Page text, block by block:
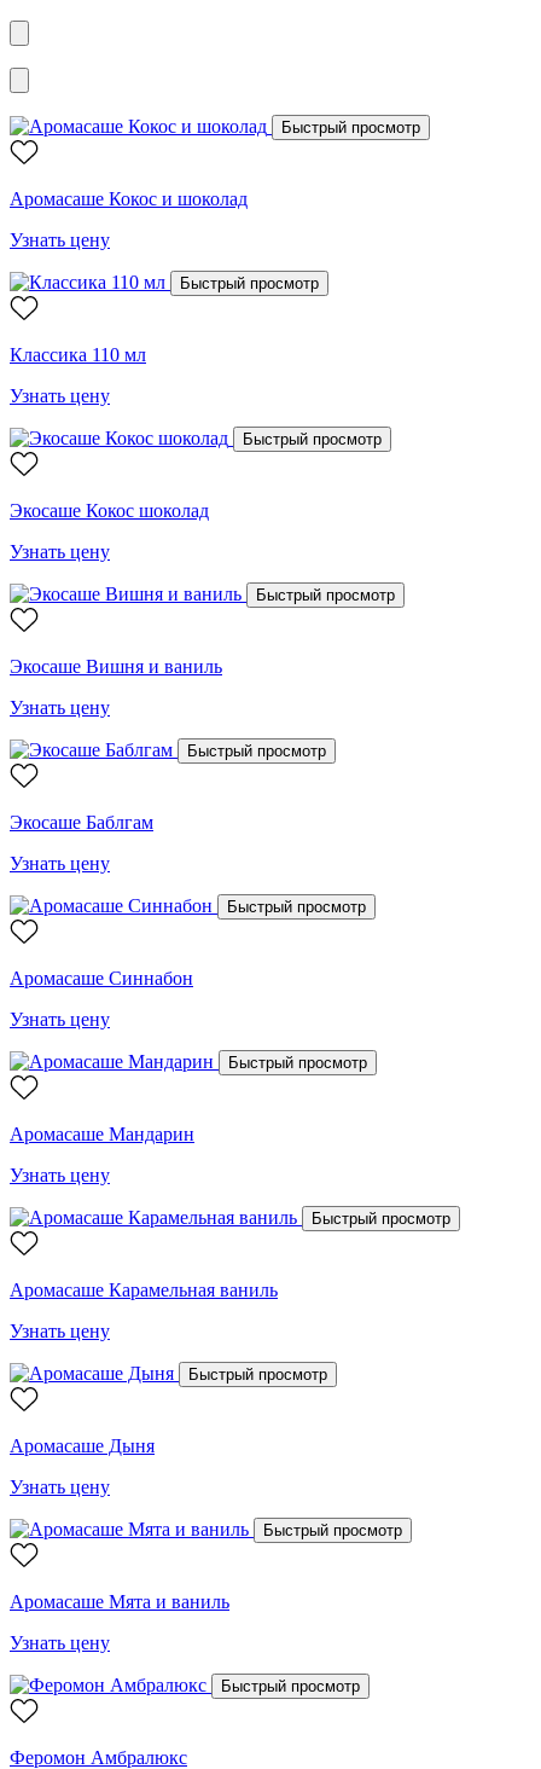
Быстрый просмотр
Аромасаше Кокос и шоколад
Узнать цену
Быстрый просмотр
Классика 110 мл
Узнать цену
Быстрый просмотр
Экосаше Кокос шоколад
Узнать цену
Быстрый просмотр
Экосаше Вишня и ваниль
Узнать цену
Быстрый просмотр
Экосаше Баблгам
Узнать цену
Быстрый просмотр
Аромасаше Синнабон
Узнать цену
Быстрый просмотр
Аромасаше Мандарин
Узнать цену
Быстрый просмотр
Аромасаше Карамельная ваниль
Узнать цену
Быстрый просмотр
Аромасаше Дыня
Узнать цену
Быстрый просмотр
Аромасаше Мята и ваниль
Узнать цену
Быстрый просмотр
Феромон Амбралюкс